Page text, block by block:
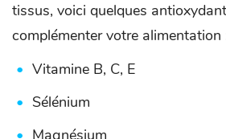
tissus, voici quelques
complémenter votre alimentation
Vitamine B, C, E
Sélénium